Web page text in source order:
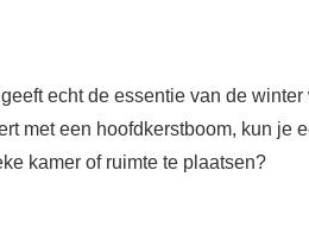
echt de essentie van de
met een hoofdkerstboom, kun je
kamer of ruimte te plaatsen?